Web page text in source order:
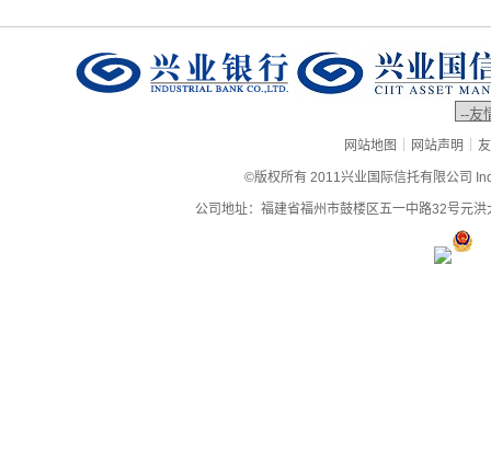
网站地图 | 网站声明 |
©版权所有 2011兴业国际信托有限公司
公司地址：福建省福州市鼓楼区五一中路32号元